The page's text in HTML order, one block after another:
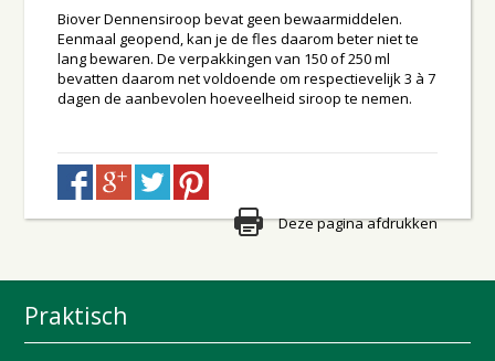
Biover Dennensiroop bevat geen bewaarmiddelen.
Eenmaal geopend, kan je de fles daarom beter niet te
lang bewaren. De verpakkingen van 150 of 250 ml
bevatten daarom net voldoende om respectievelijk 3 à 7
dagen de aanbevolen hoeveelheid siroop te nemen.
Deze pagina afdrukken
Praktisch